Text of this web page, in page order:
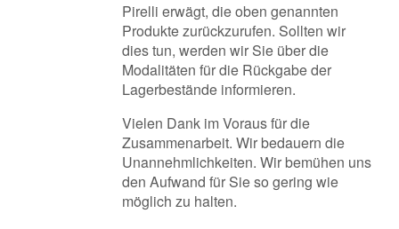
Pirelli erwägt, die oben genannten
Produkte zurückzurufen. Sollten wir
dies tun, werden wir Sie über die
Modalitäten für die Rückgabe der
Lagerbestände informieren.
Vielen Dank im Voraus für die
Zusammenarbeit. Wir bedauern die
Unannehmlichkeiten. Wir bemühen uns
den Aufwand für Sie so gering wie
möglich zu halten.